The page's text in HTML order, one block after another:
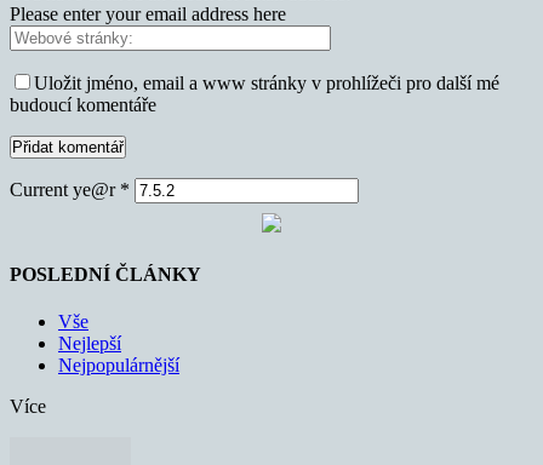
Please enter your email address here
Uložit jméno, email a www stránky v prohlížeči pro další mé
budoucí komentáře
Current ye@r *
POSLEDNÍ ČLÁNKY
Vše
Nejlepší
Nejpopulárnější
Více